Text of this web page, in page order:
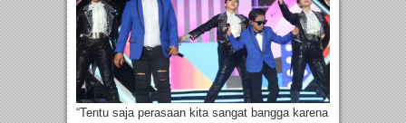
“Tentu saja perasaan kita sangat bangga karena